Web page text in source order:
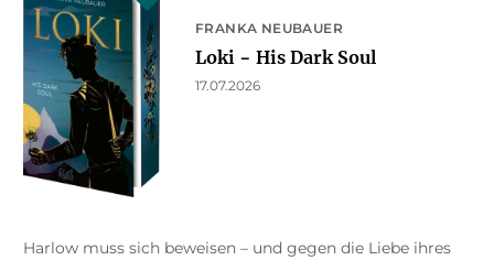
FRANKA NEUBAUER
Loki − His Dark Soul
17.07.2026
Harlow muss sich beweisen – und gegen die Liebe ihres